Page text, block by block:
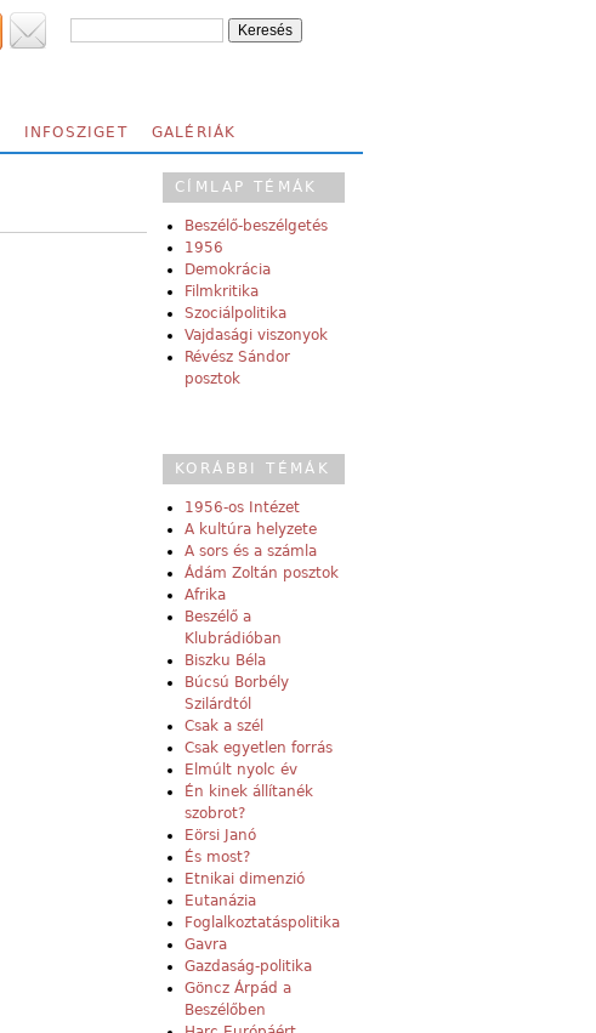
INFOSZIGET GALÉRIÁK
CÍMLAP TÉMÁK
Beszélő-beszélgetés
1956
Demokrácia
Filmkritika
Szociálpolitika
Vajdasági viszonyok
Révész Sándor
posztok
KORÁBBI TÉMÁK
1956-os Intézet
A kultúra helyzete
A sors és a számla
Ádám Zoltán posztok
Afrika
Beszélő a
Klubrádióban
Biszku Béla
Búcsú Borbély
Szilárdtól
Csak a szél
Csak egyetlen forrás
Elmúlt nyolc év
Én kinek állítanék
szobrot?
Eörsi Janó
És most?
Etnikai dimenzió
Eutanázia
Foglalkoztatáspolitika
Gavra
Gazdaság-politika
Göncz Árpád a
Beszélőben